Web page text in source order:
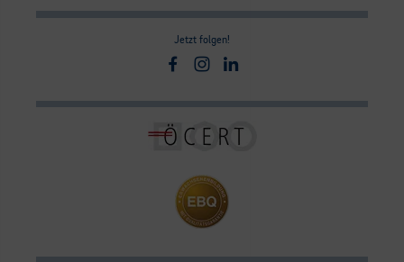
Jetzt folgen!
Facebook
Instagram
Linkedin